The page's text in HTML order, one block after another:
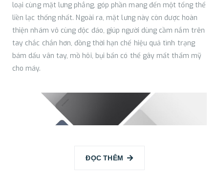
loại cùng mặt lưng phẳng, góp phần mang đến một tổng thể
liền lạc thống nhất. Ngoài ra, mặt lưng này còn được hoàn
thiện nhám vô cùng độc đáo, giúp người dùng cầm nắm trên
tay chắc chắn hơn, đồng thời hạn chế hiệu quả tình trạng
bám dấu vân tay, mồ hôi, bụi bẩn có thể gây mất thẩm mỹ
cho máy.
ĐỌC THÊM